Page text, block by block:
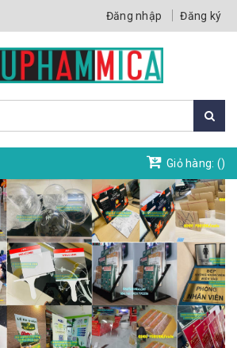
Đăng nhập Đăng ký
Giỏ hàng: ()